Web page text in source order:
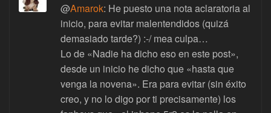
@Amarok: He puesto una nota aclaratoria al
inicio, para evitar malentendidos (quizá
demasiado tarde?) :-/ mea culpa…
Lo de «Nadie ha dicho eso en este post»,
desde un inicio he dicho que «hasta que
venga la novena». Era para evitar (sin éxito
creo, y no lo digo por ti precisamente) los